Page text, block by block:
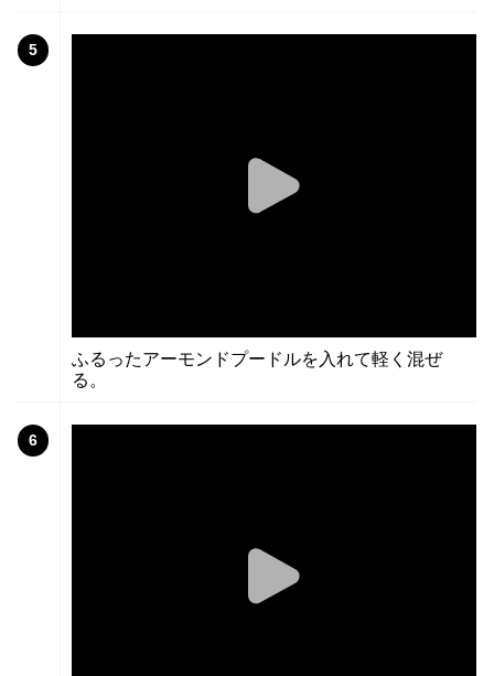
5
ふるったアーモンドプードルを入れて軽く混ぜ
る。
6